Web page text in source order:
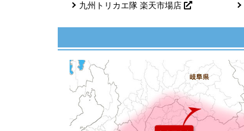
九州トリカエ隊 楽天市場店